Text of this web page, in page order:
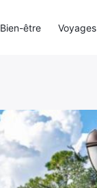
Bien-être Voyages